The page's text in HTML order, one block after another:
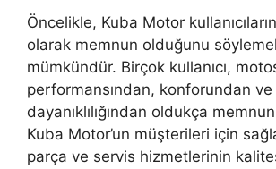
Öncelikle, Kuba Motor
olarak memnun olduğunu
mümkündür. Birçok kullanıcı,
performansından, konforundan ve
dayanıklılığından oldukça
Kuba Motor’un müşterileri için
parça ve servis hizmetlerinin